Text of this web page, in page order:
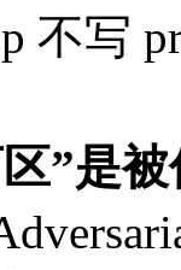
不写
”是